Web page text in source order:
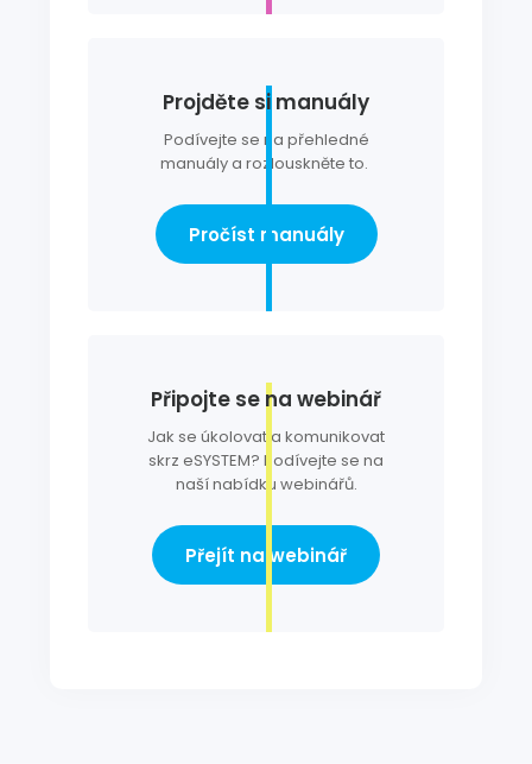
Projděte si manuály
Podívejte se na přehledné
manuály a rozlouskněte to.
Pročíst manuály
Připojte se na webinář
Jak se úkolovat a komunikovat
skrz eSYSTEM? Podívejte se na
naší nabídku webinářů.
Přejít na webinář